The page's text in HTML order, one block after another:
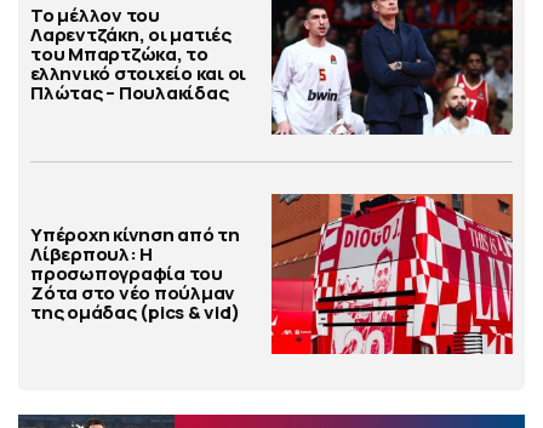
Το μέλλον του
Λαρεντζάκη, οι ματιές
του Μπαρτζώκα, το
ελληνικό στοιχείο και οι
Πλώτας – Πουλακίδας
Υπέροχη κίνηση από τη
Λίβερπουλ: Η
προσωπογραφία του
Ζότα στο νέο πούλμαν
της ομάδας (pics & vid)